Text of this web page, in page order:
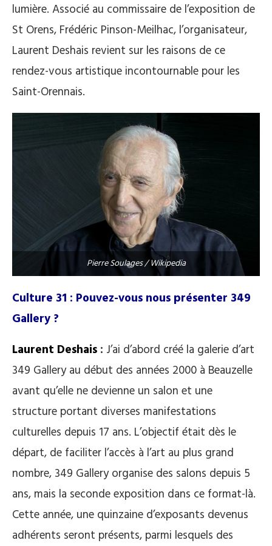
lumière. Associé au commissaire de l’exposition de
St Orens, Frédéric Pinson-Meilhac, l’organisateur,
Laurent Deshais revient sur les raisons de ce
rendez-vous artistique incontournable pour les
Saint-Orennais.
Pierre Soulages / Wikipedia
Culture 31 : Pouvez-vous nous présenter 349
Gallery ?
Laurent Deshais : J’ai d’abord créé la galerie d’art
349 Gallery au début des années 2000 à Beauzelle
avant qu’elle ne devienne un salon et une
structure portant diverses manifestations
culturelles depuis 17 ans. L’objectif était dès le
départ, de faciliter l’accès à l’art au plus grand
nombre, 349 Gallery organise des salons depuis 5
ans, mais la seconde exposition dans ce format-là.
Cette année, une quinzaine d’exposants devenus
adhérents seront présents, parmi lesquels des